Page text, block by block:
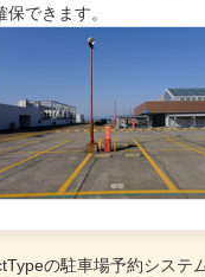
できます。
の駐車場予約システ